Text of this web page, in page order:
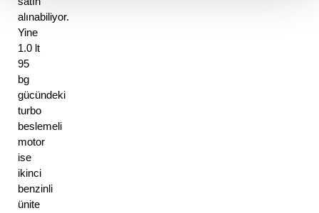
alınabiliyor.
Yine
1.0 lt
95
bg
gücündeki
turbo
beslemeli
motor
ise
ikinci
benzinli
ünite